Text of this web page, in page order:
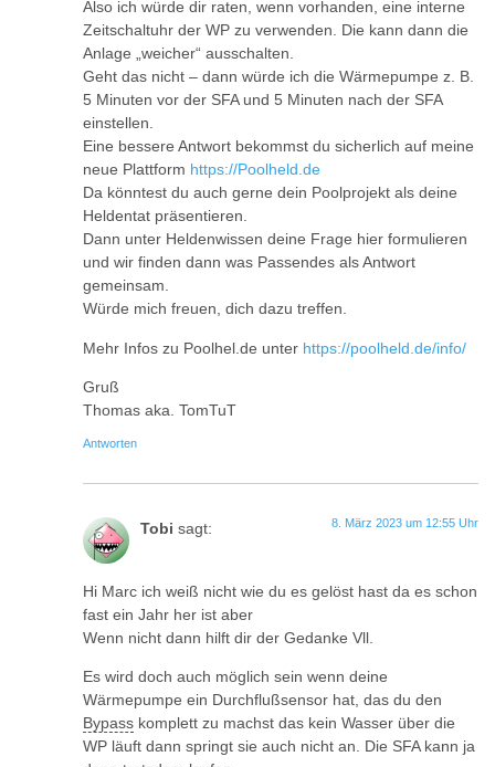
Also ich würde dir raten, wenn vorhanden, eine interne
Zeitschaltuhr der WP zu verwenden. Die kann dann die
Anlage „weicher“ ausschalten.
Geht das nicht – dann würde ich die Wärmepumpe z. B.
5 Minuten vor der SFA und 5 Minuten nach der SFA
einstellen.
Eine bessere Antwort bekommst du sicherlich auf meine
neue Plattform https://Poolheld.de
Da könntest du auch gerne dein Poolprojekt als deine
Heldentat präsentieren.
Dann unter Heldenwissen deine Frage hier formulieren
und wir finden dann was Passendes als Antwort
gemeinsam.
Würde mich freuen, dich dazu treffen.
Mehr Infos zu Poolhel.de unter https://poolheld.de/info/
Gruß
Thomas aka. TomTuT
Antworten
Tobi sagt: 8. März 2023 um 12:55 Uhr
Hi Marc ich weiß nicht wie du es gelöst hast da es schon
fast ein Jahr her ist aber
Wenn nicht dann hilft dir der Gedanke Vll.
Es wird doch auch möglich sein wenn deine
Wärmepumpe ein Durchflußsensor hat, das du den
Bypass komplett zu machst das kein Wasser über die
WP läuft dann springt sie auch nicht an. Die SFA kann ja